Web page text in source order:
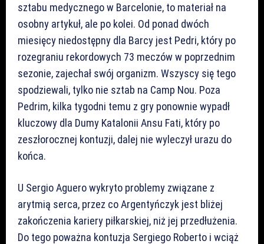
sztabu medycznego w Barcelonie, to materiał na
osobny artykuł, ale po kolei. Od ponad dwóch
miesięcy niedostępny dla Barcy jest Pedri, który po
rozegraniu rekordowych 73 meczów w poprzednim
sezonie, zajechał swój organizm. Wszyscy się tego
spodziewali, tylko nie sztab na Camp Nou. Poza
Pedrim, kilka tygodni temu z gry ponownie wypadł
kluczowy dla Dumy Katalonii Ansu Fati, który po
zeszłorocznej kontuzji, dalej nie wyleczył urazu do
końca.
U Sergio Aguero wykryto problemy związane z
arytmią serca, przez co Argentyńczyk jest bliżej
zakończenia kariery piłkarskiej, niż jej przedłużenia.
Do tego poważna kontuzja Sergiego Roberto i wciąż